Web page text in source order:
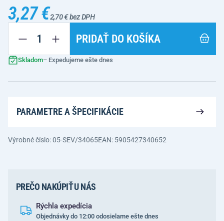
3,27 €2,70 € bez DPH
PRIDAŤ DO KOŠÍKA
Skladom– Expedujeme ešte dnes
PARAMETRE A ŠPECIFIKÁCIE
Výrobné číslo: 05-SEV/34065EAN: 5905427340652
PREČO NAKÚPIŤ U NÁS
Rýchla expedícia
Objednávky do 12:00 odosielame ešte dnes